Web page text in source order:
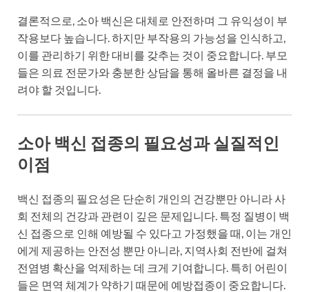
결론적으로, 소아 백신은 대체로 안전하며 그 유익성이 부
작용보다 높습니다. 하지만 부작용의 가능성을 인식하고,
이를 관리하기 위한 대비를 갖추는 것이 중요합니다. 부모
들은 의료 전문가와 충분한 상담을 통해 올바른 결정을 내
려야 할 것입니다.
소아 백신 접종의 필요성과 실질적인
이점
백신 접종의 필요성은 단순히 개인의 건강뿐만 아니라 사
회 전체의 건강과 관련이 깊은 문제입니다. 특정 질병이 백
신 접종으로 인해 예방될 수 있다고 가정했을 때, 이는 개인
에게 제공하는 안전성 뿐만 아니라, 지역사회 전반에 걸쳐
전염병 확산을 억제하는 데 크게 기여합니다. 특히 어린이
들은 면역 체계가 약하기 때문에 예방접종이 중요합니다.